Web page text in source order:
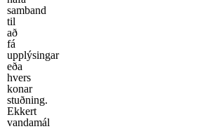
samband
til
að
fá
upplýsingar
eða
hvers
konar
stuðning.
Ekkert
vandamál